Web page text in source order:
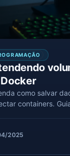
como salvar
containers.
2025